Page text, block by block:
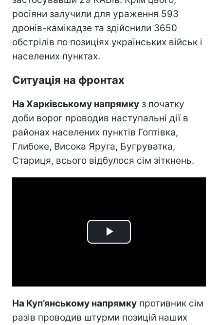
росіяни залучили для ураження 593
дронів-камікадзе та здійснили 3650
обстрілів по позиціях українських військ і
населених пунктах.
Ситуація на фронтах
На Харківському напрямку з початку
доби ворог проводив наступальні дії в
районах населених пунктів Гоптівка,
Глибоке, Висока Яруга, Бугруватка,
Стариця, всього відбулося сім зіткнень.
Play
На Куп’янському напрямку противник сім
разів проводив штурми позицій наших